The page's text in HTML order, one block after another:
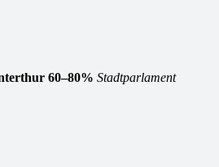
60–80% Stadtparlament